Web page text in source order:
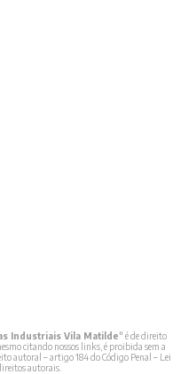
Industriais Vila Matilde" é de direito
citando nossos links, é proibida sem a
autoral – artigo 184 do Código Penal – Lei
autorais.